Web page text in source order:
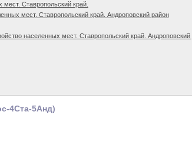
Ставропольский край.
мест. Ставропольский край. Андроповский район
населенных мест. Ставропольский край. Андроповский
4Ста-5Анд)